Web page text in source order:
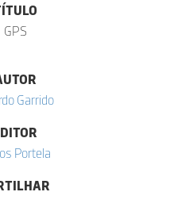
GPS
Garrido
Portela